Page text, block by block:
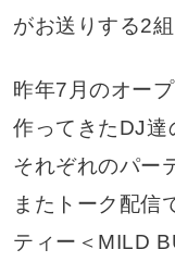
がお送りする2組
昨年7月のオー
作ってきたDJ達
それぞれのパー
またトーク配信
ティー＜MILD